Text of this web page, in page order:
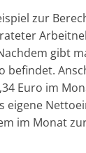
zur
gibt
befindet.
Euro im
eigene
im Monat